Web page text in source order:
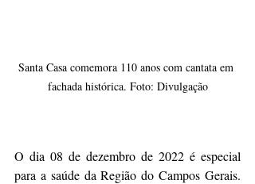
Santa Casa comemora 110 anos com cantata em
fachada histórica. Foto: Divulgação
O dia 08 de dezembro de 2022 é especial
para a saúde da Região do Campos Gerais.